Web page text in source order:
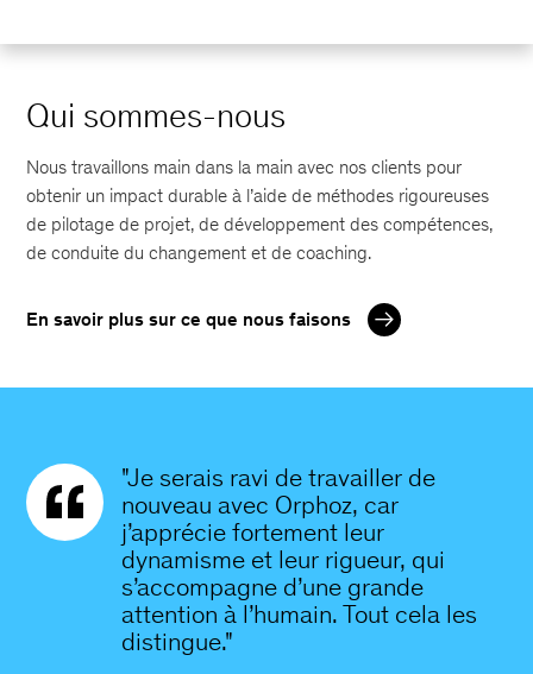
Qui sommes-nous
Nous travaillons main dans la main avec nos clients pour
obtenir un impact durable à l’aide de méthodes rigoureuses
de pilotage de projet, de développement des compétences,
de conduite du changement et de coaching.
En savoir plus sur ce que nous faisons
"Je serais ravi de travailler de
nouveau avec Orphoz, car
j’apprécie fortement leur
dynamisme et leur rigueur, qui
s’accompagne d’une grande
attention à l’humain. Tout cela les
distingue."